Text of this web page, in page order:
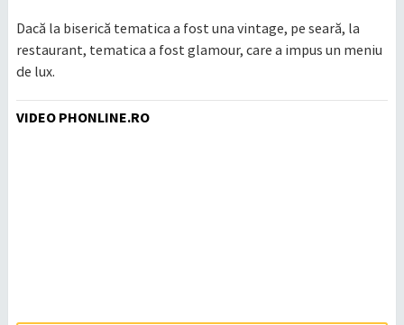
Dacă la biserică tematica a fost una vintage, pe seară, la
restaurant, tematica a fost glamour, care a impus un meniu
de lux.
VIDEO PHONLINE.RO